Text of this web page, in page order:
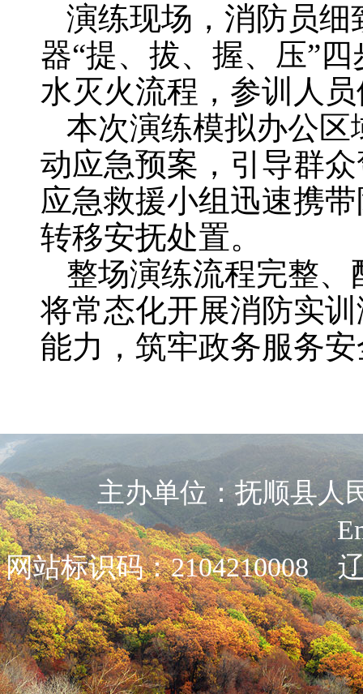
演练现场，消防员
器“提、拔、握、压”
水灭火流程，参训人
本次演练模拟办公
动应急预案，引导群
应急救援小组迅速携
转移安抚处置。
整场演练流程完整
将常态化开展消防实
能力，筑牢政务服务
主办单位：抚顺县
网站标识码：2104210008